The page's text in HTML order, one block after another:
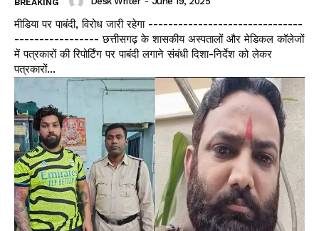
मीडिया पर पाबंदी, विरोध जारी रहेगा -------------------------------
----------------- छत्तीसगढ़ के शासकीय अस्पतालों और मेडिकल कॉलेजों
में पत्रकारों की रिपोर्टिंग पर पाबंदी लगाने संबंधी दिशा-निर्देश को लेकर
पत्रकारों...